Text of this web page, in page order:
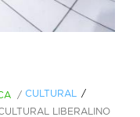
/ CULTURAL
LIBERALINO